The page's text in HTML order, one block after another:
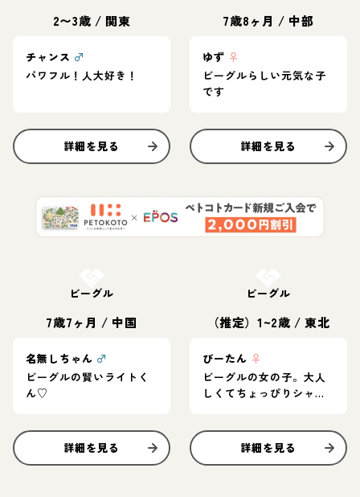
2〜3歳 / 関東
チャンス ♂
パワフル！人大好き！
詳細を見る
7歳8ヶ月 / 中部
ゆず ♀
ビーグルらしい元気な子
です
詳細を見る
ビーグル
7歳7ヶ月 / 中国
名無しちゃん ♂
ビーグルの賢いライトく
ん♡
詳細を見る
ビーグル
（推定）1~2歳 /東北
びーたん ♀
ビーグルの女の子。大人
しくてちょっぴりシャイ
詳細を見る